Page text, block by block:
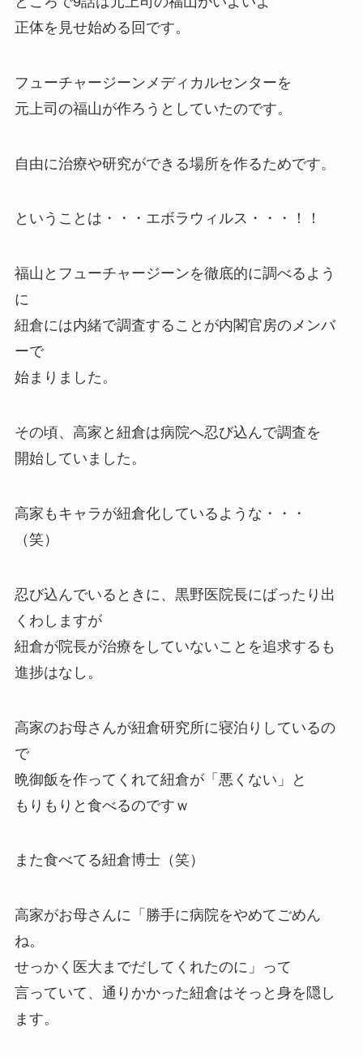
正体を見せ始める回です。
フューチャージーンメディカルセンターを
元上司の福山が作ろうとしていたのです。
自由に治療や研究ができる場所を作るためです。
ということは・・・エボラウィルス・・・！！
福山とフューチャージーンを徹底的に調べるよう
に
紐倉には内緒で調査することが内閣官房のメンバ
ーで
始まりました。
その頃、高家と紐倉は病院へ忍び込んで調査を
開始していました。
高家もキャラが紐倉化しているような ・・・
（笑）
忍び込んでいるときに、黒野医院長にばったり出
くわしますが
紐倉が院長が治療をしていないことを追求するも
進捗はなし。
高家のお母さんが紐倉研究所に寝泊りしているの
で
晩御飯を作ってくれて紐倉が「悪くない」と
もりもりと食べるのですｗ
また食べてる紐倉博士（笑）
高家がお母さんに「勝手に病院をやめてごめん
ね。
せっかく医大までだしてくれたのに」って
言っていて、通りかかった紐倉はそっと身を隠し
ます。